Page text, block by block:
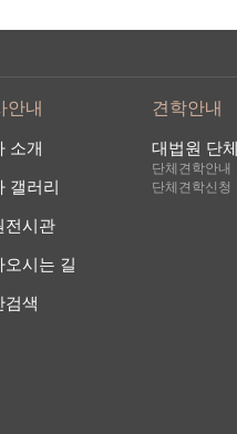
안내
소개
갤러리
전시관
오시는 길
검색
견학안내
대법원 단
단체견학안내
단체견학신청